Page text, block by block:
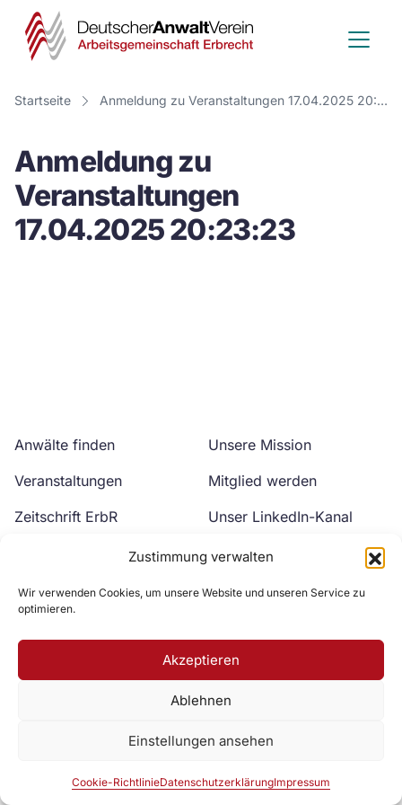
Zustimmung verwalten
Wir verwenden Cookies, um unsere Website und unseren Service zu
optimieren.
Akzeptieren
Ablehnen
Einstellungen ansehen
Cookie-RichtlinieDatenschutzerklärungImpressum
Deutscher
Anwalt
Verein
Startseite Anmeldung zu Veranstaltungen 17.04.2025 20:23:23
Anmeldung zu
Veranstaltungen
17.04.2025 20:23:23
Anwälte finden
Veranstaltungen
Zeitschrift ErbR
Unsere Mission
Mitglied werden
Unser LinkedIn-Kanal
Unser YouTube-Kanal
Zur DAV Webseite